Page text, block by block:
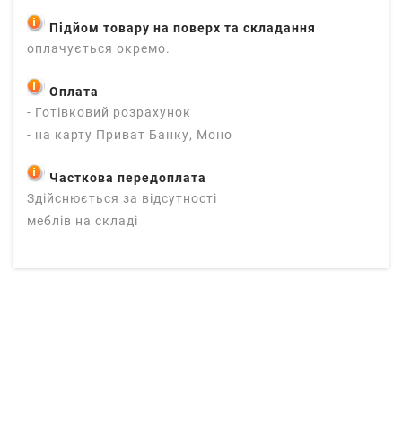
Підйом товару на поверх та складання
оплачується окремо.
Оплата
- Готівковий розрахунок
- на карту Приват Банку, Моно
Часткова передоплата
Здійснюється за відсутності
меблів на складі